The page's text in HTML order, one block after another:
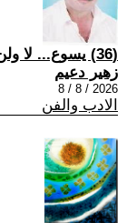
(36) يسوع... لا ولن أبدّلك بكلّ مجد الدنيا
زهير دعيم
2026 / 8 / 8
الادب والفن